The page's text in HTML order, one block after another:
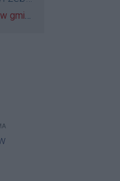
nożem i zaatakował policjantów! [VIDEO]